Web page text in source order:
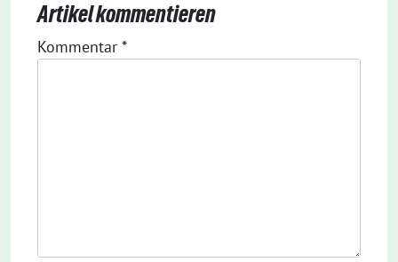
Artikel kommentieren
Kommentar *